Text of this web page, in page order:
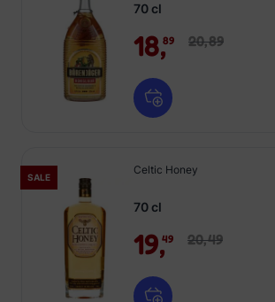
70 cl
18,89 20,89
SALE
Celtic Honey
70 cl
19,49 20,49